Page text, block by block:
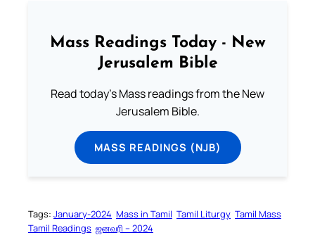
Mass Readings Today - New
Jerusalem Bible
Read today's Mass readings from the New
Jerusalem Bible.
MASS READINGS (NJB)
Tags: January-2024 Mass in Tamil Tamil Liturgy Tamil Mass
Tamil Readings ஜனவரி – 2024